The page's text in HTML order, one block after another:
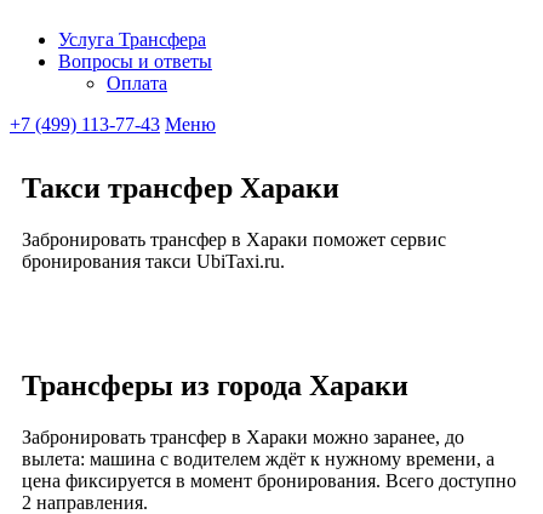
Ubitaxi
Услуга Трансфера
Вопросы и ответы
Оплата
+7 (499) 113-77-43 Меню
Такси трансфер Хараки
Забронировать трансфер в Хараки поможет сервис
бронирования такси UbiTaxi.ru.
Трансферы из города Хараки
Забронировать трансфер в Хараки можно заранее, до
вылета: машина с водителем ждёт к нужному времени, а
цена фиксируется в момент бронирования. Всего доступно
2 направления.